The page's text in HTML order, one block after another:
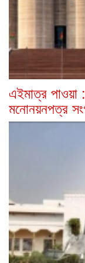
এইমাত্র পাওয়া :
মনোনয়নপত্র